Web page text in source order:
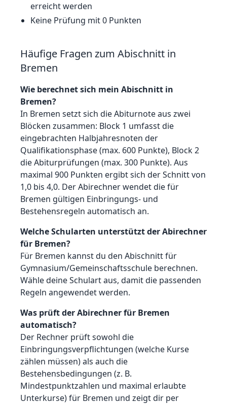
erreicht werden
Keine Prüfung mit 0 Punkten
Häufige Fragen zum Abischnitt in
Bremen
Wie berechnet sich mein Abischnitt in
Bremen?
In Bremen setzt sich die Abiturnote aus zwei
Blöcken zusammen: Block 1 umfasst die
eingebrachten Halbjahresnoten der
Qualifikationsphase (max. 600 Punkte), Block 2
die Abiturprüfungen (max. 300 Punkte). Aus
maximal 900 Punkten ergibt sich der Schnitt von
1,0 bis 4,0. Der Abirechner wendet die für
Bremen gültigen Einbringungs- und
Bestehensregeln automatisch an.
Welche Schularten unterstützt der Abirechner
für Bremen?
Für Bremen kannst du den Abischnitt für
Gymnasium/Gemeinschaftsschule berechnen.
Wähle deine Schulart aus, damit die passenden
Regeln angewendet werden.
Was prüft der Abirechner für Bremen
automatisch?
Der Rechner prüft sowohl die
Einbringungsverpflichtungen (welche Kurse
zählen müssen) als auch die
Bestehensbedingungen (z. B.
Mindestpunktzahlen und maximal erlaubte
Unterkurse) für Bremen und zeigt dir per